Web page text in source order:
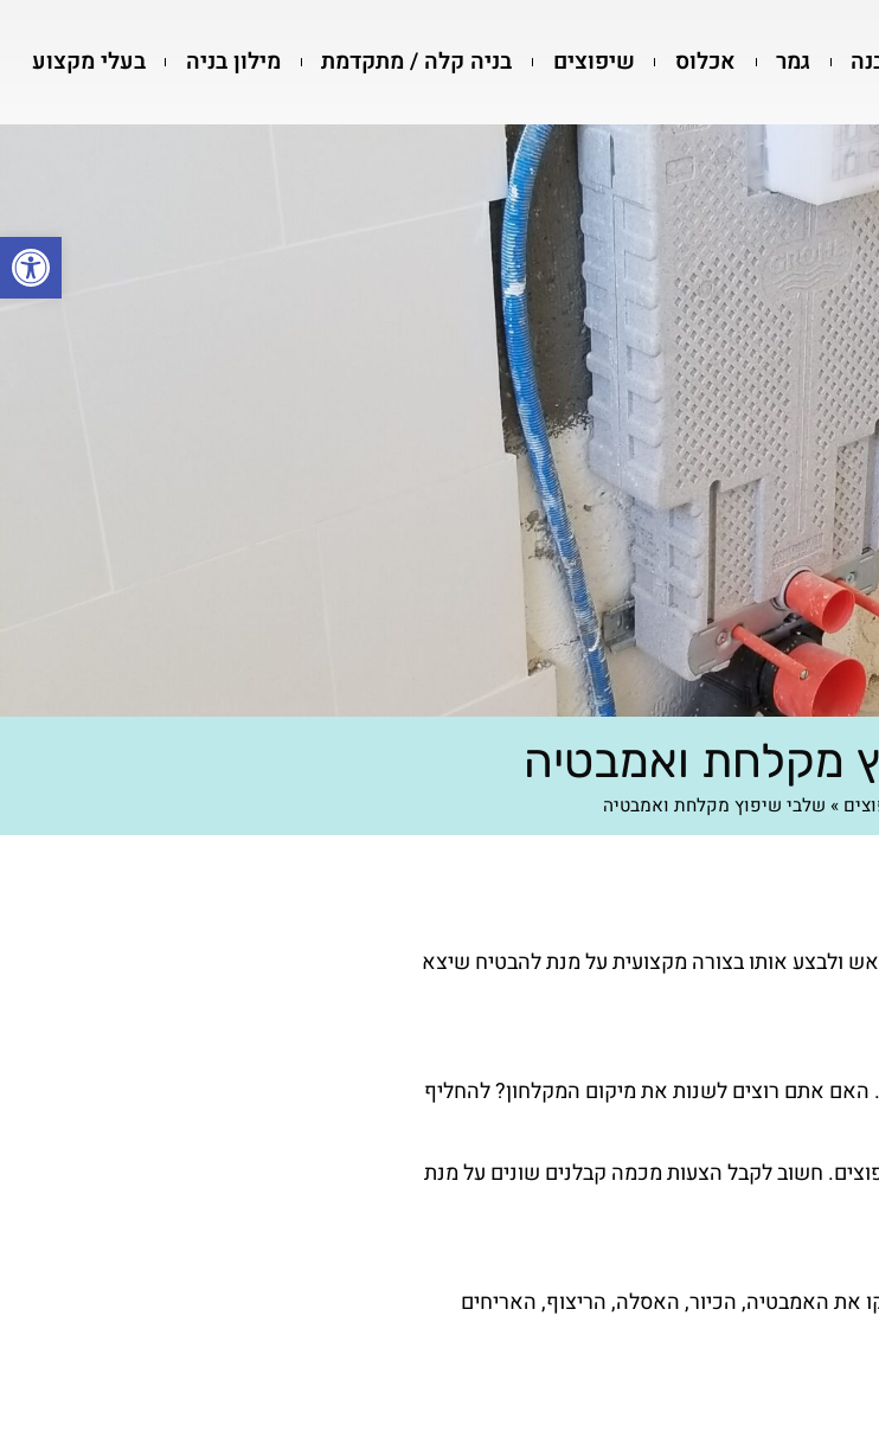
פתח
גמר אכלוס שיפוצים בניה קלה / מתקדמת מילון בניה בעלי מקצוע
מקלחת ואמבטיה
» שלבי שיפוץ מקלחת ואמבטיה
ולבצע אותו בצורה מקצועית על מנת להבטיח שיצא
אתם רוצים לשנות את מיקום המקלחון? להחליף
חשוב לקבל הצעות מכמה קבלנים שונים על מנת
את האמבטיה, הכיור, האסלה, הריצוף, האריחים